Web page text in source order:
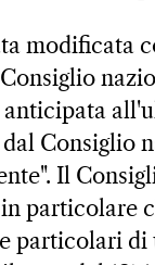
modificata
Consiglio
Il
particolare
particolari di